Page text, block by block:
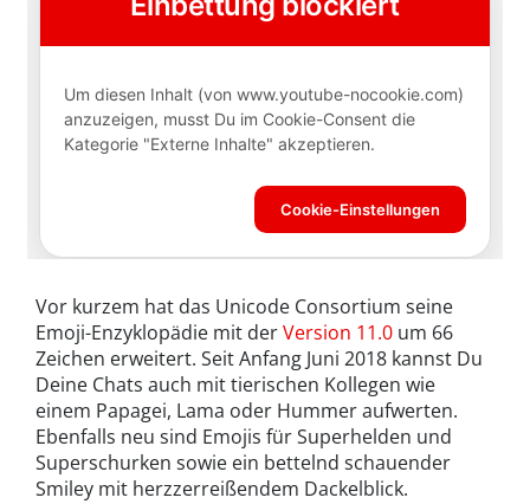
Vor kurzem hat das Unicode Consortium seine
Emoji-Enzyklopädie mit derVersion 11.0 um 66
Zeichen erweitert. Seit Anfang Juni 2018 kannst Du
Deine Chats auch mit tierischen Kollegen wie
einem Papagei, Lama oder Hummer aufwerten.
Ebenfalls neu sind Emojis für Superhelden und
Superschurken sowie ein bettelnd schauender
Smiley mit herzzerreißendem Dackelblick.